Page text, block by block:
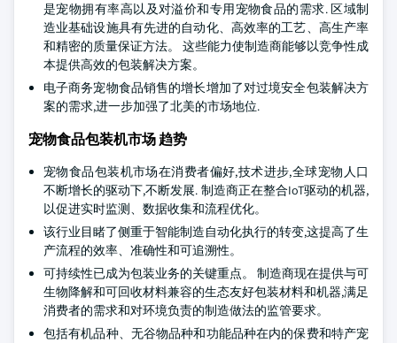
是宠物拥有率高以及对溢价和专用宠物食品的需求. 区域制
造业基础设施具有先进的自动化、高效率的工艺、高生产率
和精密的质量保证方法。 这些能力使制造商能够以竞争性成
本提供高效的包装解决方案。
电子商务宠物食品销售的增长增加了对过境安全包装解决方
案的需求,进一步加强了北美的市场地位.
宠物食品包装机市场 趋势
宠物食品包装机市场在消费者偏好,技术进步,全球宠物人口
不断增长的驱动下,不断发展. 制造商正在整合IoT驱动的机器,
以促进实时监测、数据收集和流程优化。
该行业目睹了侧重于智能制造自动化执行的转变,这提高了生
产流程的效率、准确性和可追溯性。
可持续性已成为包装业务的关键重点。 制造商现在提供与可
生物降解和可回收材料兼容的生态友好包装材料和机器,满足
消费者的需求和对环境负责的制造做法的监管要求。
包括有机品种、无谷物品种和功能品种在内的保费和特产宠